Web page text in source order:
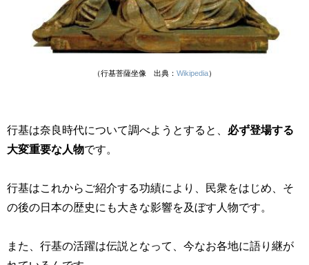
（行基菩薩坐像 出典： Wikipedia）
行基は奈良時代について調べようとすると、 必ず登場する
大変重要な人物です。
行基はこれからご紹介する功績により、民衆をはじめ、そ
の後の日本の歴史にも大きな影響を及ぼす人物です。
また、行基の活躍は伝説となって、今なお各地に語り継が